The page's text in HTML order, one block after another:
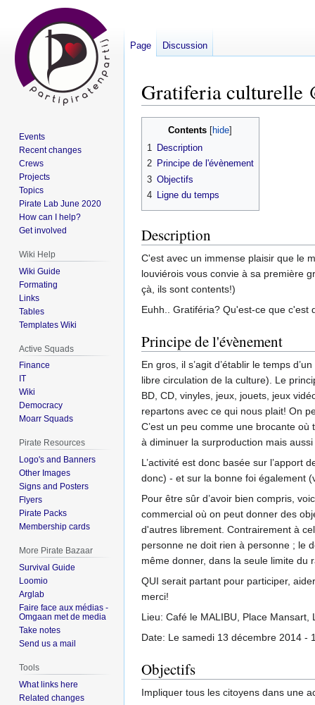
Gratiferia culturelle
navigation
Contents
1
Description
2 Principe de l'évènement
3 Objectifs
4
Ligne du temps
Description
C'est avec un immense plaisir que le
louviérois vous convie à sa première
çà, ils sont contents!)
Euhh.. Gratiféria? Qu'est-ce que c'est
Principe de l'évènement
En gros, il s’agit d’établir le temps
libre circulation de la culture). Le
BD, CD, vinyles, jeux, jouets, jeux
repartons avec ce qui nous plait! On
C’est un peu comme une brocante
à diminuer la surproduction mais
L’activité est donc basée sur l’apport
donc) - et sur la bonne foi également
Pour être sûr d’avoir bien compris,
commercial où on peut donner des
d'autres librement. Contrairement à
personne ne doit rien à personne ; le
même donner, dans la seule limite du
QUI serait partant pour participer,
merci!
Lieu: Café le MALIBU, Place Mansart,
Date: Le samedi 13 décembre 2014 -
Objectifs
Impliquer tous les citoyens dans une
Page Discussion
Events
Recent changes
Crews
Projects
Topics
Pirate Lab June 2020
How can I help?
Get involved
Wiki Help
Wiki Guide
Formating
Links
Tables
Templates Wiki
Active Squads
Finance
IT
Wiki
Democracy
Moarr Squads
Pirate Resources
Logo's and Banners
Other Images
Signs and Posters
Flyers
Pirate Packs
Membership cards
More Pirate Bazaar
Survival Guide
Loomio
Arglab
Faire face aux médias -
Omgaan met de media
Take notes
Send us a mail
Tools
What links here
Related changes